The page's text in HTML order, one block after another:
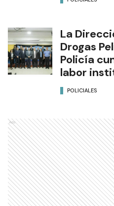
La
Drogas
Policía
labor
POLICIALES
Ads